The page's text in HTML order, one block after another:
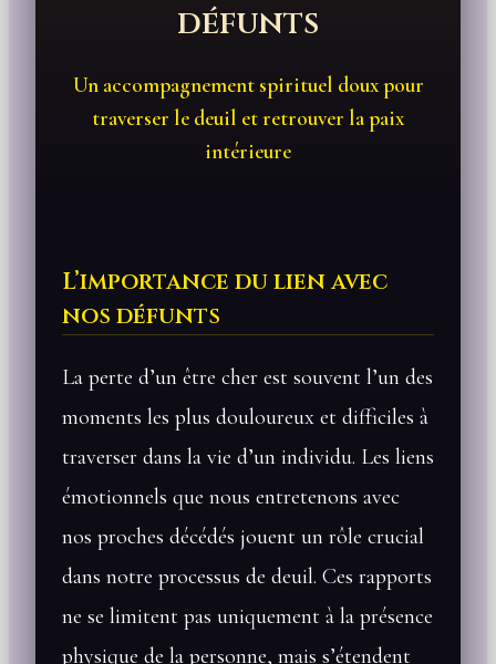
défunts
Un accompagnement spirituel doux pour
traverser le deuil et retrouver la paix
intérieure
L’importance du lien avec
nos défunts
La perte d’un être cher est souvent l’un des
moments les plus douloureux et difficiles à
traverser dans la vie d’un individu. Les liens
émotionnels que nous entretenons avec
nos proches décédés jouent un rôle crucial
dans notre processus de deuil. Ces rapports
ne se limitent pas uniquement à la présence
physique de la personne, mais s’étendent